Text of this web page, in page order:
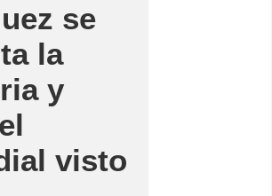
se
la
y
visto